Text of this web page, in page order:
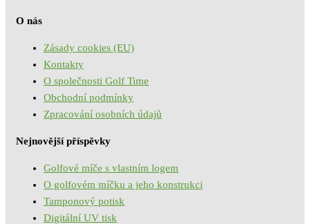
O nás
Zásady cookies (EU)
Kontakty
O společnosti Golf Time
Obchodní podmínky
Zpracování osobních údajů
Nejnovější příspěvky
Golfové míče s vlastním logem
O golfovém míčku a jeho konstrukci
Tamponový potisk
Digitální UV tisk